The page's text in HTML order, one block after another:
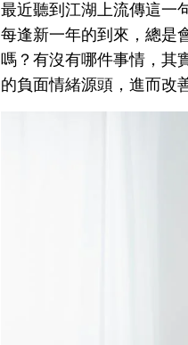
最近聽到江湖上流傳這一
每逢新一年的到來，總是
嗎？有沒有哪件事情，其
的負面情緒源頭，進而改